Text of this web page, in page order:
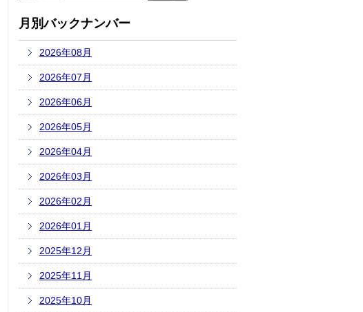
月別バックナンバー
2026年08月
2026年07月
2026年06月
2026年05月
2026年04月
2026年03月
2026年02月
2026年01月
2025年12月
2025年11月
2025年10月